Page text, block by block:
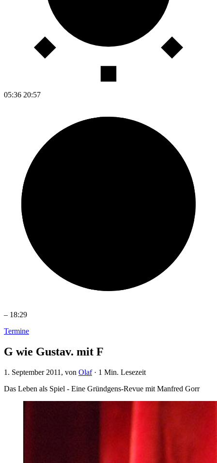
05:36 20:57
– 18:29
Termine
G wie Gustav. mit F
1. September 2011 , von Olaf· 1 Min. Lesezeit
Das Leben als Spiel - Eine Gründgens-Revue mit Manfred Gorr